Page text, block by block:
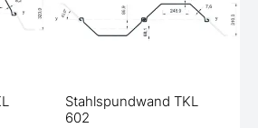
Stahlspundwand TKL
602